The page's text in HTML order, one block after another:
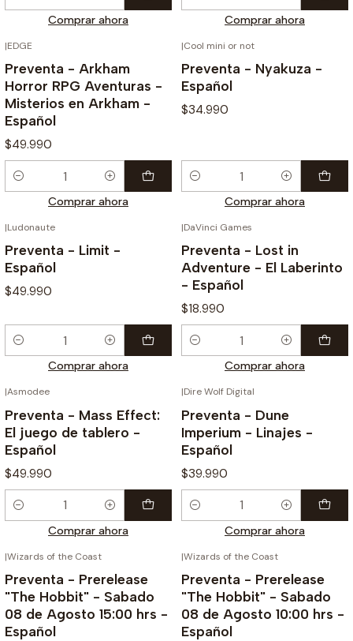
Cantidad
Comprar ahora
Cantidad
Comprar ahora
|EDGE
Preventa - Arkham
Horror RPG Aventuras -
Misterios en Arkham -
Español
$49.990
Cantidad
Comprar ahora
|Cool mini or not
Preventa - Nyakuza -
Español
$34.990
Cantidad
Comprar ahora
|Ludonaute
Preventa - Limit -
Español
$49.990
Cantidad
Comprar ahora
|DaVinci Games
Preventa - Lost in
Adventure - El Laberinto
- Español
$18.990
Cantidad
Comprar ahora
|Asmodee
Preventa - Mass Effect:
El juego de tablero -
Español
$49.990
Cantidad
Comprar ahora
|Dire Wolf Digital
Preventa - Dune
Imperium - Linajes -
Español
$39.990
Cantidad
Comprar ahora
-10%
¡PREVENTA!
|Wizards of the Coast
Preventa - Prerelease
"The Hobbit" - Sabado
08 de Agosto 15:00 hrs -
Español
-10%
¡PREVENTA!
|Wizards of the Coast
Preventa - Prerelease
"The Hobbit" - Sabado
08 de Agosto 10:00 hrs -
Español